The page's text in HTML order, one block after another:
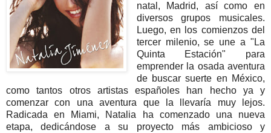
natal, Madrid, así como en
diversos grupos musicales.
Luego, en los comienzos del
tercer milenio, se une a "La
Quinta Estación" para
emprender la osada aventura
de buscar suerte en México,
como tantos otros artistas españoles han hecho ya y
comenzar con una aventura que la llevaría muy lejos.
Radicada en Miami, Natalia ha comenzado una nueva
etapa, dedicándose a su proyecto más ambicioso y